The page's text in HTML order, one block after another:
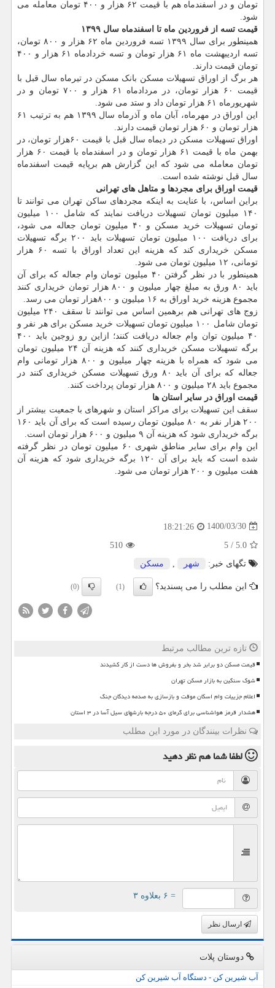
تومان و در اسفندماه هم با قیمت ۶۲ هزار و ۴۰۰ تومان معامله می
شود.
قیمت تسه از فروردین ماه تا اسفندماه سال ۱۳۹۹
همینطور برای سال ۱۳۹۹ تسه فروردین ماه ۶۲ هزار و ۸۰۰ تومان،
تسه اردیبهشت ماه ۶۱ هزار تومان و تسه خردادماه ۶۱ هزار و ۴۰۰
تومان قیمت دارند.
هر برگ از اوراق تسهیلات مسکن بانک مسکن در تیرماه سال قبل با
قیمت ۶۰ هزار تومان، در مردادماه ۶۱ هزار و ۷۰۰ تومان و در
شهریورماه ۶۱ هزار تومان داد و ستد می شود.
این اوراق در مهرماه، آبان ماه و آذرماه سال ۱۳۹۹ هم به ترتیب ۶۱
هزار تومان و ۶۰ هزار تومان قیمت دارند.
اوراق تسهیلات مسکن در دیماه سال قبل با قیمت ۶۰هزار تومان، در
بهمن ماه با قیمت ۶۱ هزار تومان و در اسفندماه با قیمت ۶۰ هزار
تومان معامله می شود که این گزارش هم برپایه قیمت اسفندماه
سال قبل نوشته شده است.
قیمت اوراق برای مجردها و متاهل های تهرانی
براین اساس، با عنایت به اینکه مجردهای ساکن تهران می توانند تا
۱۴۰ میلیون تومان تسهیلات دریافت نمایند که شامل ۱۰۰ میلیون
تومان تسهیلات خرید مسکن و ۴۰ میلیون تومان جعاله می شود،
برای دریافت ۱۰۰ میلیون تومان تسهیلات باید ۲۰۰ برگه تسهیلات
مسکن خریداری کند که هزینه این تعداد اوراق با تسه ۶۰ هزار
تومانی، ۱۲ میلیون تومان می شود.
همینطور با در نظر گرفتن ۴۰ میلیون تومان وام جعاله که برای آن
باید ۸۰ ورق به مبلغ چهار میلیون و ۸۰۰ هزار تومان خریداری کنند
مجموع هزینه خرید اوراق به ۱۶ میلیون و ۸۰۰هزار تومان می رسد.
زوج های تهرانی هم برهمین اساس می توانند تا سقف ۲۴۰ میلیون
تومان شامل ۱۰۰ میلیون تومان تسهیلات خرید مسکن برای هر نفر و
۴۰ میلیون توان وام جعاله دریافت کنند؛ ازاین رو زوجین باید ۴۰۰
برگه تسهیلات مسکن خریداری کنند که هزینه آن ۲۴ میلیون تومان
می شود که همراه با هزینه چهار میلیون و ۸۰۰ هزار تومانی وام
جعاله که برای آن باید ۸۰ ورق تسهیلات مسکن خریداری کنند در
مجموع باید ۲۸ میلیون و ۸۰۰ هزار تومان پرداخت کنند.
قیمت اوراق در سایر استان ها
سقف این تسهیلات برای مراکز استان و شهرهای با جمعیت بیشتر از
۲۰۰ هزار نفر به ۸۰ میلیون تومان رسیده است که برای آن باید ۱۶۰
برگه خریداری شود که هزینه آن ۹ میلیون و ۶۰۰ هزار تومان است.
این وام برای سایر مناطق شهری ۶۰ میلیون تومان در نظر گرفته
شده است که باید برای آن ۱۲۰ برگه خریداری شود که هزینه آن
هفت میلیون و ۲۰۰ هزار تومان می شود.
1400/03/30
18:21:26
5.0
/
5
510
تگهای خبر:
شهر مسكن
این مطلب را می پسندید؟ (1)
(0)
تازه ترین مطالب مرتبط
قیمت مسکن دو برابر شد بخر و بفروش ها دست از کار کشیدند
شوک سنگین به بازار مسکن تهران
اعلام جزییات وام اسکان موقت و بازسازی به صدمه دیدگان جنگ
هشدار قرمز هواشناسی برای گرمای ۵۰ درجه بارشهای سیل آسا در ۳ استان
نظرات بینندگان در مورد این مطلب
لطفا شما همنظر دهید
= ۶ بعلاوه ۳
ارسال نظر
دوستان پلات
آب شیرین کن - دستگاه آب شیرین کن